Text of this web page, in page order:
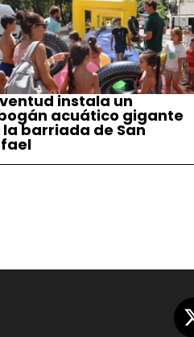
instala un
acuático gigante
la barriada de San